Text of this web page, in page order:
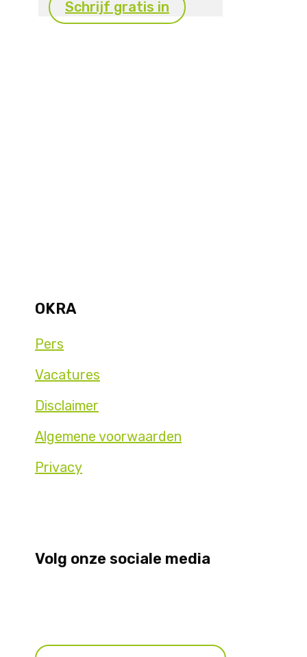
Schrijf gratis in
OKRA
Pers
Vacatures
Disclaimer
Algemene voorwaarden
Privacy
Volg onze sociale media